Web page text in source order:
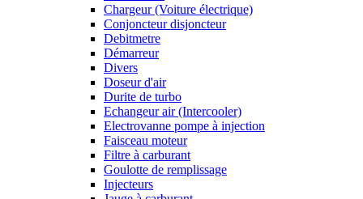
Chargeur (Voiture électrique)
Conjoncteur disjoncteur
Debitmetre
Démarreur
Divers
Doseur d'air
Durite de turbo
Echangeur air (Intercooler)
Electrovanne pompe à injection
Faisceau moteur
Filtre à carburant
Goulotte de remplissage
Injecteurs